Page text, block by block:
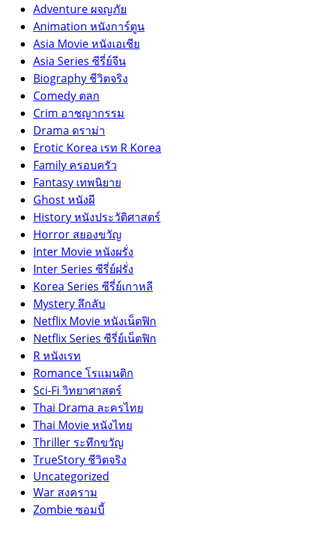
Adventure ผจญภัย
Animation หนังการ์ตูน
Asia Movie หนังเอเชีย
Asia Series ซีรี่ย์จีน
Biography ชีวิตจริง
Comedy ตลก
Crim อาชญากรรม
Drama ดราม่า
Erotic Korea เรท R Korea
Family ครอบครัว
Fantasy เทพนิยาย
Ghost หนังผี
History หนังประวัติศาสตร์
Horror สยองขวัญ
Inter Movie หนังผรั่ง
Inter Series ซีรี่ย์ฝรั่ง
Korea Series ซีรี่ย์เกาหลี
Mystery ลึกลับ
Netflix Movie หนังเน็ตฟิก
Netflix Series ซีรี่ย์เน็ตฟิก
R หนังเรท
Romance โรแมนติก
Sci-Fi วิทยาศาสตร์
Thai Drama ละครไทย
Thai Movie หนังไทย
Thriller ระทึกขวัญ
TrueStory ชีวิตจริง
Uncategorized
War สงคราม
Zombie ซอมบี้